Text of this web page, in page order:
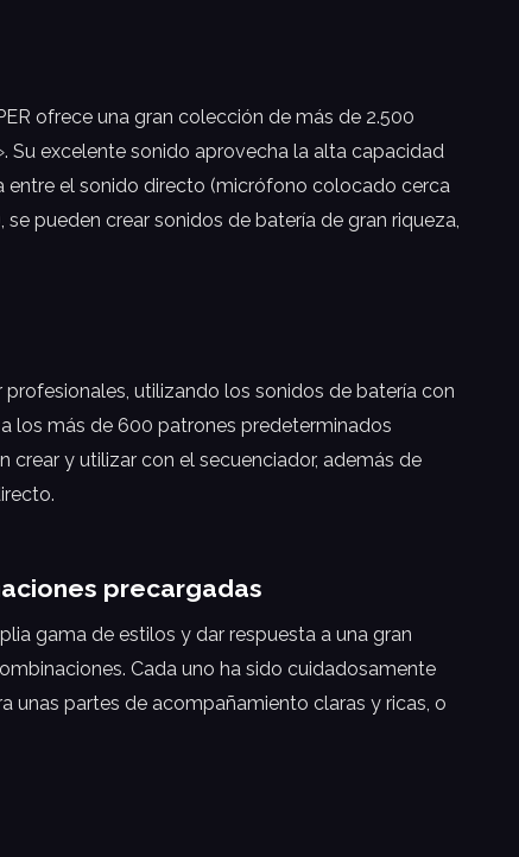
ofrece una gran colección de más de 2.500
Su excelente sonido aprovecha la alta capacidad
entre el sonido directo (micrófono colocado cerca
pueden crear sonidos de batería de gran riqueza,
utilizando los sonidos de batería con
los más de 600 patrones predeterminados
crear y utilizar con el secuenciador, además de
precargadas
gama de estilos y dar respuesta a una gran
Cada uno ha sido cuidadosamente
unas partes de acompañamiento claras y ricas, o